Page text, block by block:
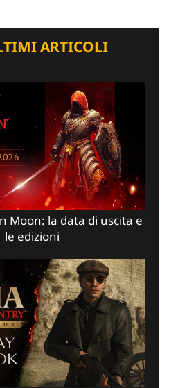
ARTICOLI
Moon: la data di uscita e
le edizioni